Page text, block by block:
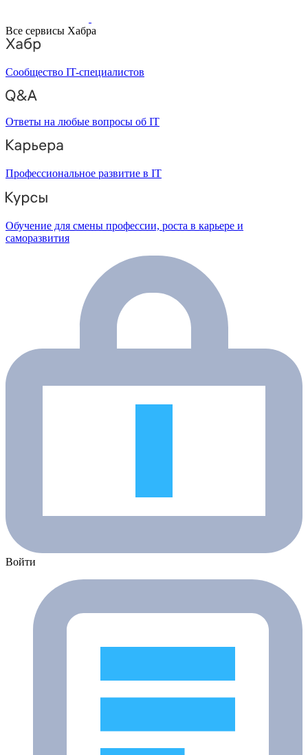
Все сервисы Хабра
Сообщество IT-специалистов
Ответы на любые вопросы об IT
Профессиональное развитие в IT
Обучение для смены профессии, роста в карьере и
саморазвития
Войти